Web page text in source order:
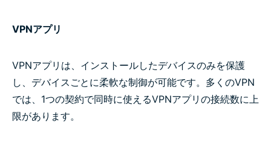
VPNアプリ
VPNアプリは、インストールしたデバイスのみを保護
し、デバイスごとに柔軟な制御が可能です。多くのVPN
では、1つの契約で同時に使えるVPNアプリの接続数に上
限があります。